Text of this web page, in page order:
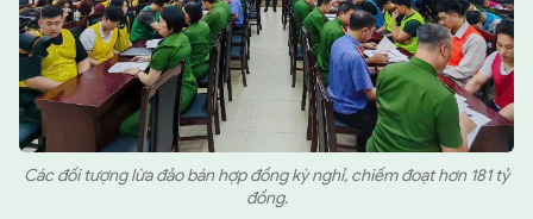
Các đối tượng lừa đảo bán hợp đồng kỳ nghỉ, chiếm đoạt hơn 181 tỷ
đồng.